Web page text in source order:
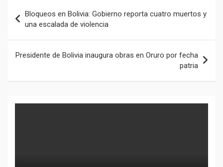
de
entradas
Bloqueos en Bolivia: Gobierno reporta cuatro muertos y
una escalada de violencia
Presidente de Bolivia inaugura obras en Oruro por fecha
patria